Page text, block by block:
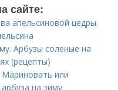
сайте:
апельсиновой цедры.
Арбузы соленые на
(рецепты)
Мариновать или
на зиму